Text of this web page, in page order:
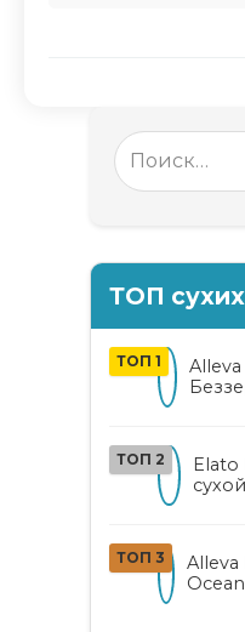
Search
for:
ТОП
ТОП 1
ТОП 2
Elato
ТОП 3
Alleva